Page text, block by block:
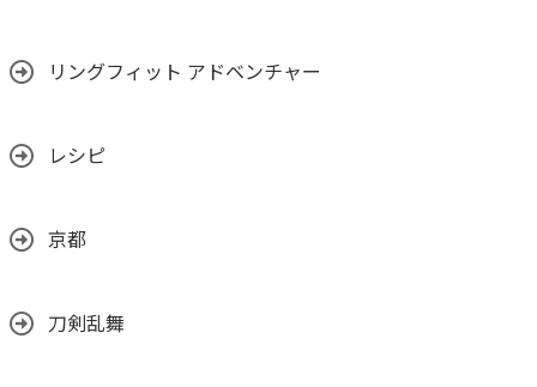
リングフィット アドベンチャー
レシピ
京都
刀剣乱舞